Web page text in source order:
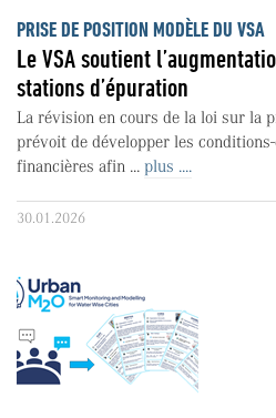
PRISE DE POSITION MODÈLE DU VSA
Le VSA soutient
stations d’épuration
La révision en cours de la loi sur la
prévoit de développer les
financières afin ... plus ....
30.01.2026